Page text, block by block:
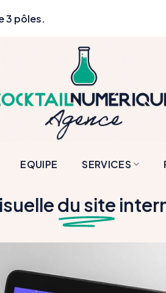
3 pôles.
EQUIPE SERVICES
du site